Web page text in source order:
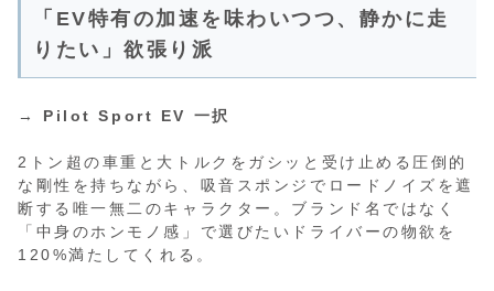
「EV特有の加速を味わいつつ、静かに走
りたい」欲張り派
→ Pilot Sport EV 一択
2トン超の車重と大トルクをガシッと受け止める圧倒的
な剛性を持ちながら、吸音スポンジでロードノイズを遮
断する唯一無二のキャラクター。ブランド名ではなく
「中身のホンモノ感」で選びたいドライバーの物欲を
120%満たしてくれる。